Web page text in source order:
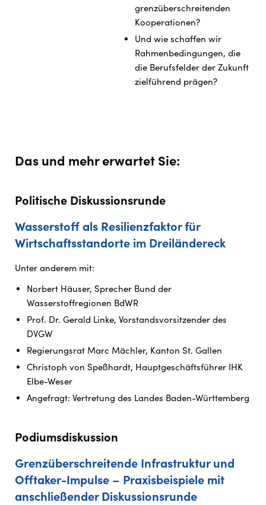
grenzüberschreitenden
Kooperationen?
Und wie schaffen wir
Rahmenbedingungen, die
die Berufsfelder der Zukunft
zielführend prägen?
Das und mehr erwartet Sie:
Politische Diskussionsrunde
Wasserstoff als Resilienzfaktor für
Wirtschaftsstandorte im Dreiländereck
Unter anderem mit:
Norbert Häuser, Sprecher Bund der
Wasserstoffregionen BdWR
Prof. Dr. Gerald Linke, Vorstandsvorsitzender des
DVGW
Regierungsrat Marc Mächler, Kanton St. Gallen
Christoph von Speßhardt, Hauptgeschäftsführer IHK
Elbe-Weser
Angefragt: Vertretung des Landes Baden-Württemberg
Podiumsdiskussion
Grenzüberschreitende Infrastruktur und
Offtaker-Impulse – Praxisbeispiele mit
anschließender Diskussionsrunde